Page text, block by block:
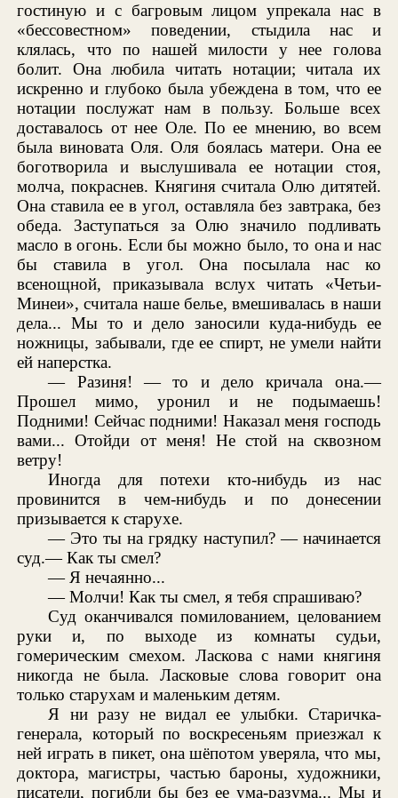
гостиную и с багровым лицом упрекала нас в
«бессовестном» поведении, стыдила нас и
клялась, что по нашей милости у нее голова
болит. Она любила читать нотации; читала их
искренно и глубоко была убеждена в том, что ее
нотации послужат нам в пользу. Больше всех
доставалось от нее Оле. По ее мнению, во всем
была виновата Оля. Оля боялась матери. Она ее
боготворила и выслушивала ее нотации стоя,
молча, покраснев. Княгиня считала Олю дитятей.
Она ставила ее в угол, оставляла без завтрака, без
обеда. Заступаться за Олю значило подливать
масло в огонь. Если бы можно было, то она и нас
бы ставила в угол. Она посылала нас ко
всенощной, приказывала вслух читать «Четьи-
Минеи», считала наше белье, вмешивалась в наши
дела... Мы то и дело заносили куда-нибудь ее
ножницы, забывали, где ее спирт, не умели найти
ей наперстка.
— Разиня! — то и дело кричала она.—
Прошел мимо, уронил и не подымаешь!
Подними! Сейчас подними! Наказал меня господь
вами... Отойди от меня! Не стой на сквозном
ветру!
Иногда для потехи кто-нибудь из нас
провинится в чем-нибудь и по донесении
призывается к старухе.
— Это ты на грядку наступил? — начинается
суд.— Как ты смел?
— Я нечаянно...
— Молчи! Как ты смел, я тебя спрашиваю?
Суд оканчивался помилованием, целованием
руки и, по выходе из комнаты судьи,
гомерическим смехом. Ласкова с нами княгиня
никогда не была. Ласковые слова говорит она
только старухам и маленьким детям.
Я ни разу не видал ее улыбки. Старичка-
генерала, который по воскресеньям приезжал к
ней играть в пикет, она шёпотом уверяла, что мы,
доктора, магистры, частью бароны, художники,
писатели, погибли бы без ее ума-разума... Мы и